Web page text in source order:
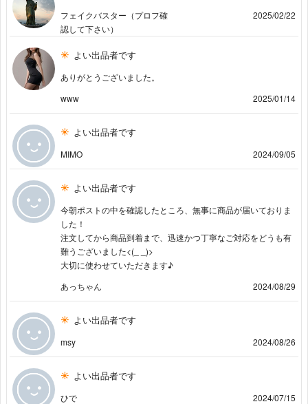
フェイクバスター（プロフ確
認して下さい）
2025/02/22
よい出品者です
ありがとうございました。
www
2025/01/14
よい出品者です
MIMO 2024/09/05
よい出品者です
今朝ポストの中を確認したところ、無事に商品が届いておりま
した！
注文してから商品到着まで、迅速かつ丁寧なご対応をどうも有
難うございました<(_ _)>
大切に使わせていただきます♪
あっちゃん
2024/08/29
よい出品者です
msy 2024/08/26
よい出品者です
ひで 2024/07/15